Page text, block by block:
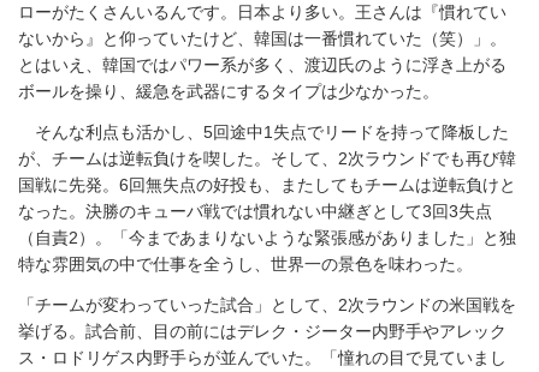
ローがたくさんいるんです。日本より多い。王さんは『慣れてい
ないから』と仰っていたけど、韓国は一番慣れていた（笑）」。
とはいえ、韓国ではパワー系が多く、渡辺氏のように浮き上がる
ボールを操り、緩急を武器にするタイプは少なかった。
そんな利点も活かし、5回途中1失点でリードを持って降板した
が、チームは逆転負けを喫した。そして、2次ラウンドでも再び韓
国戦に先発。6回無失点の好投も、またしてもチームは逆転負けと
なった。決勝のキューバ戦では慣れない中継ぎとして3回3失点
（自責2）。「今まであまりないような緊張感がありました」と独
特な雰囲気の中で仕事を全うし、世界一の景色を味わった。
「チームが変わっていった試合」として、2次ラウンドの米国戦を
挙げる。試合前、目の前にはデレク・ジーター内野手やアレック
ス・ロドリゲス内野手らが並んでいた。「憧れの目で見ていまし